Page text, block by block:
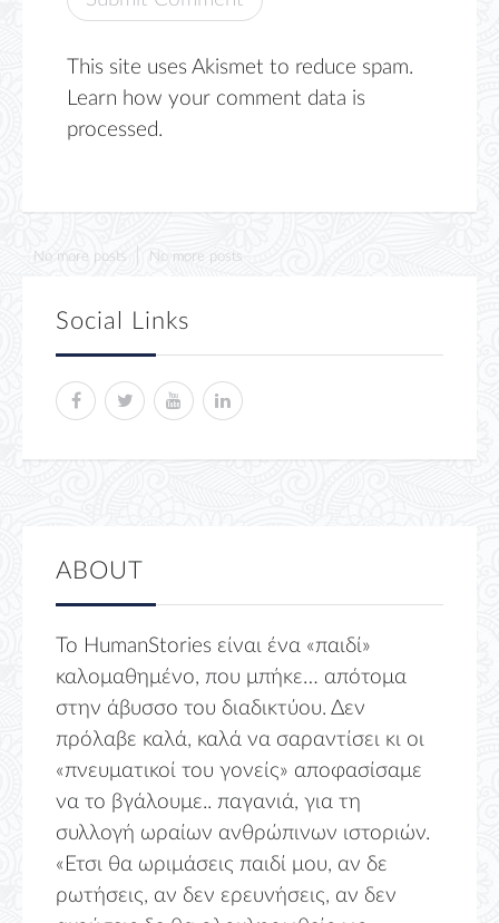
This site uses Akismet to reduce spam.
Learn how your comment data is
processed.
No more posts No more posts
Social Links
ABOUT
Το HumanStories είναι ένα «παιδί»
καλομαθημένο, που μπήκε… απότομα
στην άβυσσο του διαδικτύου. Δεν
πρόλαβε καλά, καλά να σαραντίσει κι οι
«πνευματικοί του γονείς» αποφασίσαμε
να το βγάλουμε.. παγανιά, για τη
συλλογή ωραίων ανθρώπινων ιστοριών.
«Ετσι θα ωριμάσεις παιδί μου, αν δε
ρωτήσεις, αν δεν ερευνήσεις, αν δεν